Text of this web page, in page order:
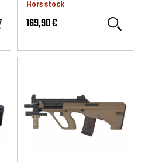
Hors stock
169,90 €